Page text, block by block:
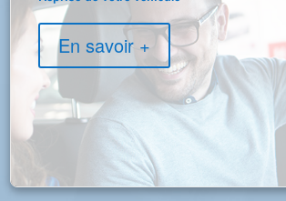
En savoir +